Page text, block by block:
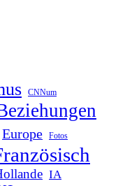
CNNum
Europe Fotos
IA